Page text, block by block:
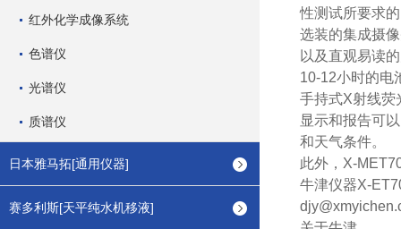
红外化学成像系统
色谱仪
光谱仪
质谱仪
日本雅马拓[通用仪器]
赛多利斯[天平纯水机移液]
性测试所要求
选装的集成摄
以及直观易读
10-12小时的电
手持式X射线荧
显示和报告可
和天气条件。
此外，X-
牛津仪器X-